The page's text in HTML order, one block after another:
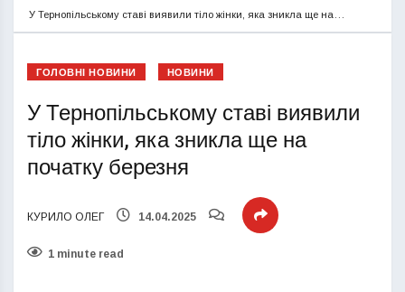
У Тернопільському ставі виявили тіло жінки, яка зникла ще на…
ГОЛОВНІ НОВИНИ НОВИНИ
У Тернопільському ставі виявили
тіло жінки, яка зникла ще на
початку березня
КУРИЛО ОЛЕГ 14.04.2025
1 minute read